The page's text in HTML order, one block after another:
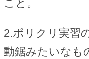
こと。
2.ポリクリ実習
動鋸みたいなも